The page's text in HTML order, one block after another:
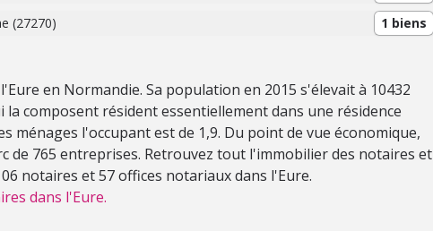
(27270)
1 biens
en Normandie. Sa population en 2015 s'élevait à 10432
la composent résident essentiellement dans une résidence
ménages l'occupant est de 1,9. Du point de vue économique,
de 765 entreprises. Retrouvez tout l'immobilier des notaires et
notaires et 57 offices notariaux dans l'Eure.
dans l'Eure.